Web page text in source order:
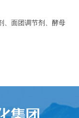
、面团调节剂、酵母